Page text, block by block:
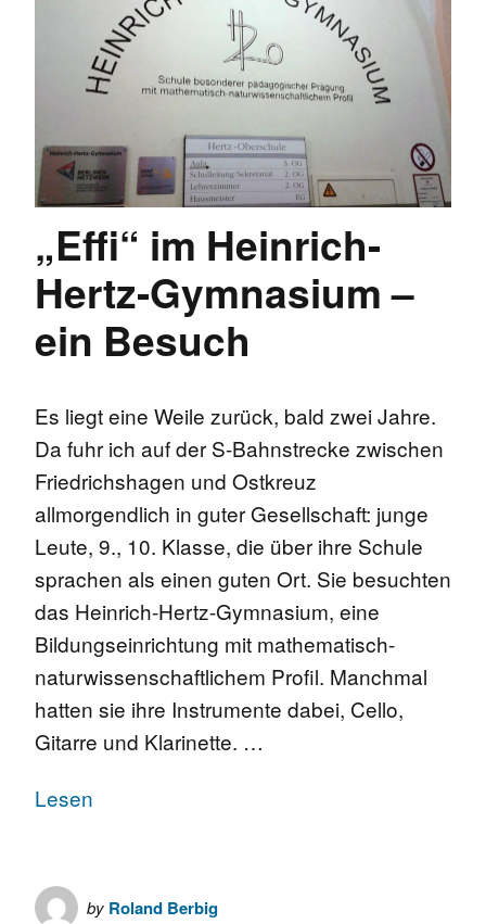
„Effi“ im Heinrich-
Hertz-Gymnasium –
ein Besuch
Es liegt eine Weile zurück, bald zwei Jahre.
Da fuhr ich auf der S-Bahnstrecke zwischen
Friedrichshagen und Ostkreuz
allmorgendlich in guter Gesellschaft: junge
Leute, 9., 10. Klasse, die über ihre Schule
sprachen als einen guten Ort. Sie besuchten
das Heinrich-Hertz-Gymnasium, eine
Bildungseinrichtung mit mathematisch-
naturwissenschaftlichem Profil. Manchmal
hatten sie ihre Instrumente dabei, Cello,
Gitarre und Klarinette. …
Lesen
by Roland Berbig